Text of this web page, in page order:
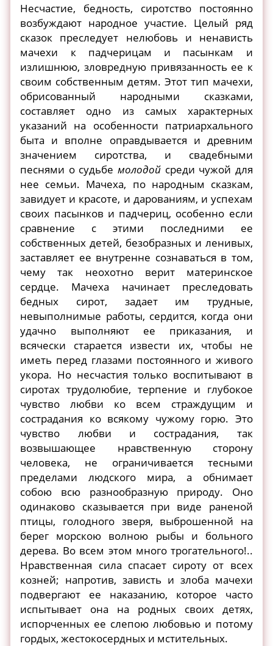
Несчастие, бедность, сиротство постоянно
возбуждают народное участие. Целый ряд
сказок преследует нелюбовь и ненависть
мачехи к падчерицам и пасынкам и
излишнюю, зловредную привязанность ее к
своим собственным детям. Этот тип мачехи,
обрисованный народными сказками,
составляет одно из самых характерных
указаний на особенности патриархального
быта и вполне оправдывается и древним
значением сиротства, и свадебными
песнями о судьбе молодой среди чужой для
нее семьи. Мачеха, по народным сказкам,
завидует и красоте, и дарованиям, и успехам
своих пасынков и падчериц, особенно если
сравнение с этими последними ее
собственных детей, безобразных и ленивых,
заставляет ее внутренне сознаваться в том,
чему так неохотно верит материнское
сердце. Мачеха начинает преследовать
бедных сирот, задает им трудные,
невыполнимые работы, сердится, когда они
удачно выполняют ее приказания, и
всячески старается извести их, чтобы не
иметь перед глазами постоянного и живого
укора. Но несчастия только воспитывают в
сиротах трудолюбие, терпение и глубокое
чувство любви ко всем страждущим и
сострадания ко всякому чужому горю. Это
чувство любви и сострадания, так
возвышающее нравственную сторону
человека, не ограничивается тесными
пределами людского мира, а обнимает
собою всю разнообразную природу. Оно
одинаково сказывается при виде раненой
птицы, голодного зверя, выброшенной на
берег морскою волною рыбы и больного
дерева. Во всем этом много трогательного!..
Нравственная сила спасает сироту от всех
козней; напротив, зависть и злоба мачехи
подвергают ее наказанию, которое часто
испытывает она на родных своих детях,
испорченных ее слепою любовью и потому
гордых, жестокосердных и мстительных.